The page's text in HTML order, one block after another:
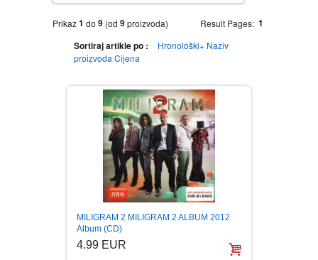
MUSIC DVD
MTEL PREPAID SIM CARD
SLANJE PAKETA
GIFT CODE
KNJIGE
AUTOBIOGRAFIJA
AVANTURISTIČKI
BIOGRAFIJA
BOJANKE ZA ODRASLE
MUZIKA
NARODNA
ZABAVNA
NEGA TELA
BECUTAN
PAVLODERM
Result Pages: 1
Prikaz1 do 9 (od 9proizvoda)
Sortiraj artikle po : Hronološki+ Naziv
proizvoda Cijena
MILIGRAM 2 MILIGRAM 2 ALBUM 2012
Album (CD)
4.99 EUR